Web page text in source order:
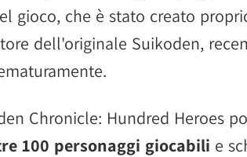
gioco, che è stato creato
dell'originale Suikoden,
Chronicle: Hundred Heroes
100 personaggi giocabili e